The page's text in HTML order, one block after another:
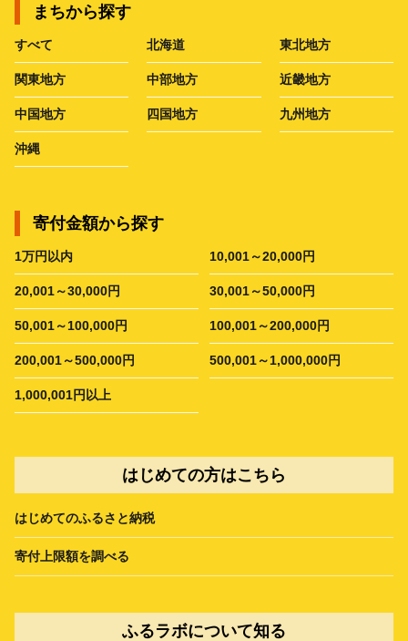
まちから探す
すべて 北海道 東北地方
関東地方 中部地方 近畿地方
中国地方 四国地方 九州地方
沖縄
寄付金額から探す
1万円以内 10,001～20,000円
20,001～30,000円 30,001～50,000円
50,001～100,000円 100,001～200,000円
200,001～500,000円 500,001～1,000,000円
1,000,001円以上
はじめての方はこちら
はじめてのふるさと納税
寄付上限額を調べる
ふるラボについて知る